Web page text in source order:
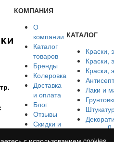
КОМПАНИЯ
О
компании
Каталог
товаров
Бренды
Колеровка
Доставка
и оплата
Блог
Отзывы
Скидки и
КАТАЛОГ
Краски,
Краски,
Краски,
Лаки и
0